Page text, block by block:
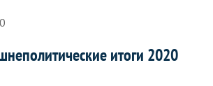
итоги 2020